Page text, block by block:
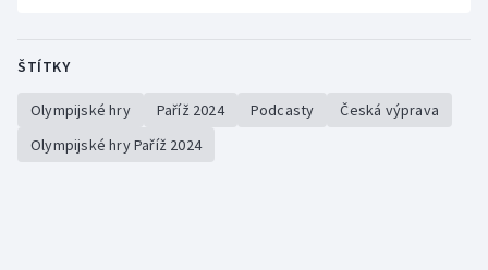
Olympijské hry
Parasport
ŠTÍTKY
Olympijské hry Paříž 2024 Podcasty
Česká výprava
Olympijské hry Paříž 2024